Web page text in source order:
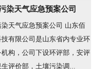
染天气应急预案公司
天气应急预案公司 山东佰
有限公司是山东省内专业环
构，公司下设环评部，安评
评价部，土壤污染调...